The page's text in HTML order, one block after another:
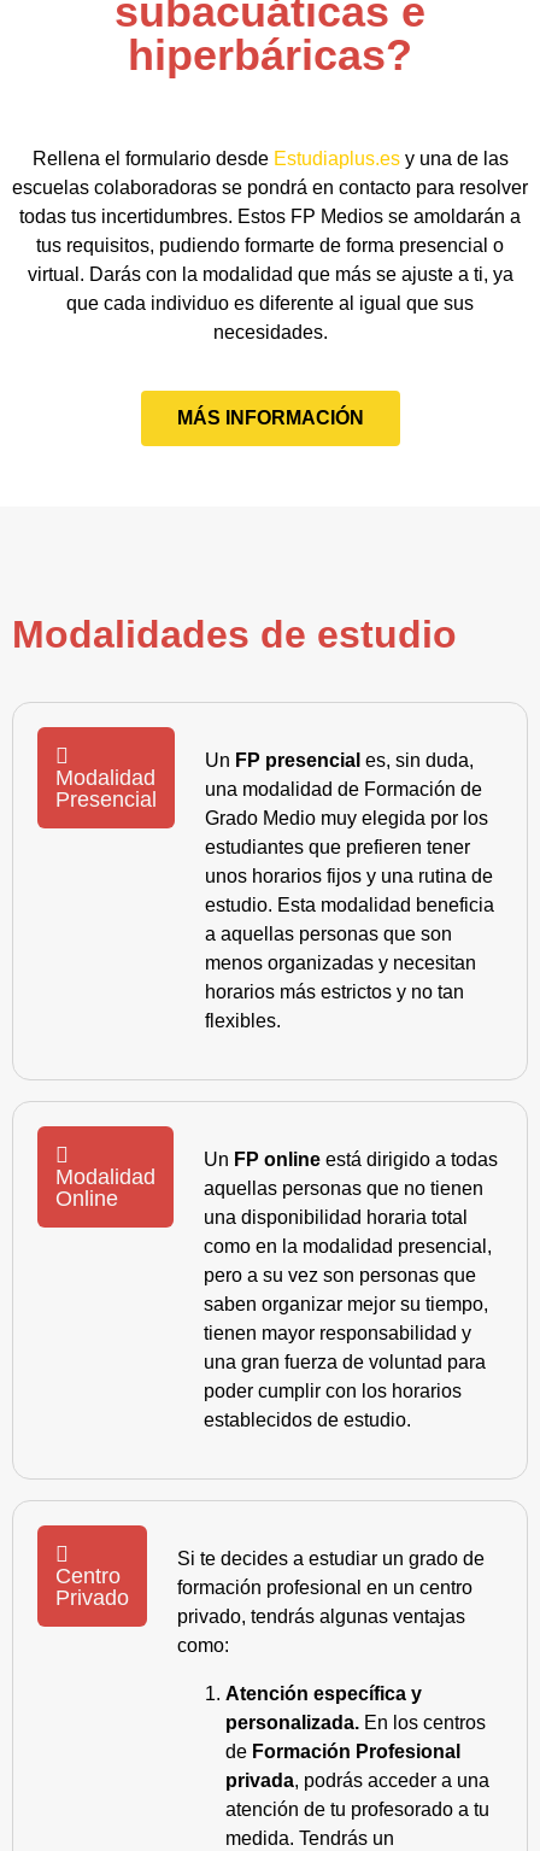
subacuáticas e
hiperbáricas?
Rellena el formulario desde Estudiaplus.esy una de las
escuelas colaboradoras se pondrá en contacto para resolver
todas tus incertidumbres. Estos FP Medios se amoldarán a
tus requisitos, pudiendo formarte de forma presencial o
virtual. Darás con la modalidad que más se ajuste a ti, ya
que cada individuo es diferente al igual que sus
necesidades.
MÁS INFORMACIÓN
Modalidades de estudio
Modalidad
Presencial
Un FP presencial es, sin duda,
una modalidad de Formación de
Grado Medio muy elegida por los
estudiantes que prefieren tener
unos horarios fijos y una rutina de
estudio. Esta modalidad beneficia
a aquellas personas que son
menos organizadas y necesitan
horarios más estrictos y no tan
flexibles.
Modalidad
Online
Un FP online está dirigido a todas
aquellas personas que no tienen
una disponibilidad horaria total
como en la modalidad presencial,
pero a su vez son personas que
saben organizar mejor su tiempo,
tienen mayor responsabilidad y
una gran fuerza de voluntad para
poder cumplir con los horarios
establecidos de estudio.
Centro
Privado
Si te decides a estudiar un grado de
formación profesional en un centro
privado, tendrás algunas ventajas
como:
Atención específica y
personalizada. En los centros
de Formación Profesional
privada, podrás acceder a una
atención de tu profesorado a tu
medida. Tendrás un